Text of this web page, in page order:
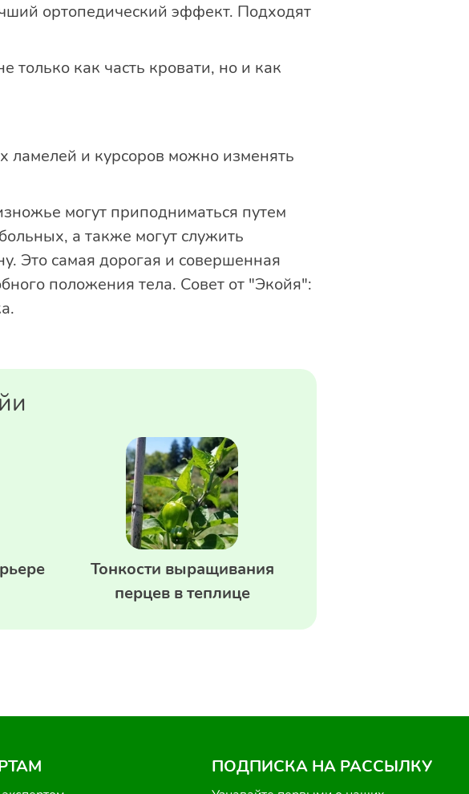
ортопедический эффект. Подходят
как часть кровати, но и как
и курсоров можно изменять
могут приподниматься путем
а также могут служить
Это самая дорогая и совершенная
положения тела. Совет от "Экойя":
Тонкости выращивания
перцев в теплице
ПОДПИСКА НА РАССЫЛКУ